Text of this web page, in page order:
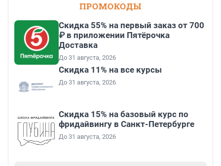
ПРОМОКОДЫ
Скидка 55% на первый заказ от 700
₽ в приложении Пятёрочка
Доставка
До 31 августа, 2026
Скидка 11% на все курсы
До 31 августа, 2026
Скидка 15% на базовый курс по
фридайвингу в Санкт-Петербурге
До 31 августа, 2026